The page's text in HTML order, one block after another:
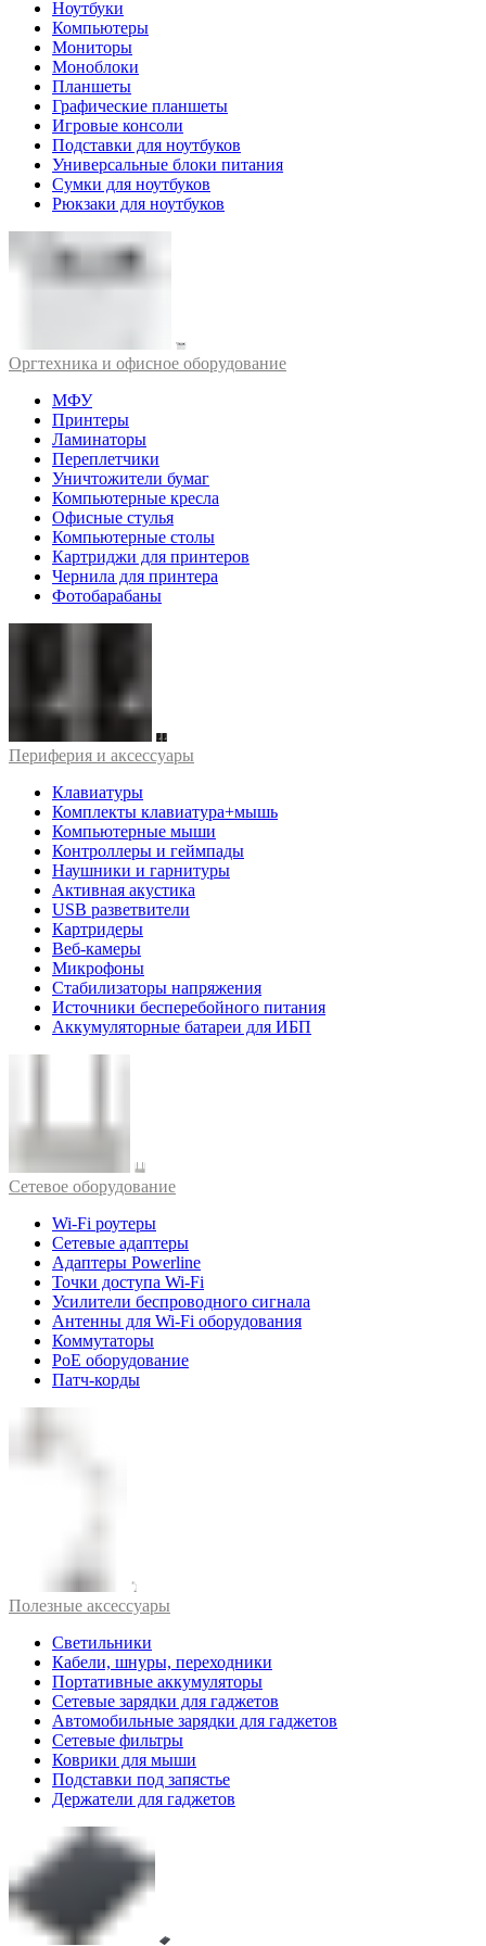
Ноутбуки
Компьютеры
Мониторы
Моноблоки
Планшеты
Графические планшеты
Игровые консоли
Подставки для ноутбуков
Универсальные блоки питания
Сумки для ноутбуков
Рюкзаки для ноутбуков
Оргтехника и офисное оборудование
МФУ
Принтеры
Ламинаторы
Переплетчики
Уничтожители бумаг
Компьютерные кресла
Офисные стулья
Компьютерные столы
Картриджи для принтеров
Чернила для принтера
Фотобарабаны
Периферия и аксессуары
Клавиатуры
Комплекты клавиатура+мышь
Компьютерные мыши
Контроллеры и геймпады
Наушники и гарнитуры
Активная акустика
USB разветвители
Картридеры
Веб-камеры
Микрофоны
Стабилизаторы напряжения
Источники бесперебойного питания
Аккумуляторные батареи для ИБП
Cетевое оборудование
Wi-Fi роутеры
Сетевые адаптеры
Адаптеры Powerline
Точки доступа Wi-Fi
Усилители беспроводного сигнала
Антенны для Wi-Fi оборудования
Коммутаторы
PoE оборудование
Патч-корды
Полезные аксессуары
Светильники
Кабели, шнуры, переходники
Портативные аккумуляторы
Сетевые зарядки для гаджетов
Автомобильные зарядки для гаджетов
Сетевые фильтры
Коврики для мыши
Подставки под запястье
Держатели для гаджетов